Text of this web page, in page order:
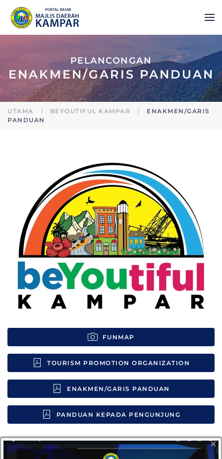
Skip to main content
PELANCONGAN
ENAKMEN/GARIS PANDUAN
UTAMA BEYOUTIFUL KAMPAR
ENAKMEN/GARIS
PANDUAN
FUNMAP
TOURISM PROMOTION ORGANIZATION
ENAKMEN/GARIS PANDUAN
PANDUAN KEPADA PENGUNJUNG
1.Enakmen Hotel Negeri Perak 2023 ×